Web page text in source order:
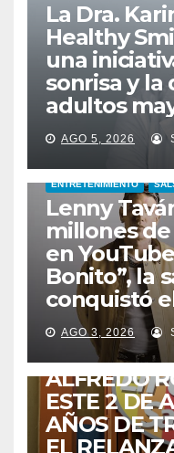
La Dra.
Healthy
una
sonrisa y la
adultos
AGO 5, 2026
ENTRETENIMIENTO
Lenny
millones
en
Bonito”, la
conquistó
AGO 3, 2026
CABIMAS
VENEZUELA
DE VUELTA
ALFREDO
ESTE 2 DE
AÑOS DE
EL